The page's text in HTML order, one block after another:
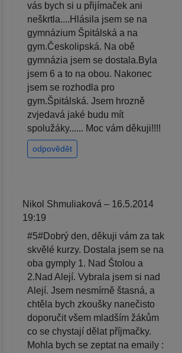
vás bych si u přijímaček ani
neškrtla....Hlásila jsem se na
gymnázium Špitálská a na
gym.Českolipská. Na obě
gymnázia jsem se dostala.Byla
jsem 6 a to na obou. Nakonec
jsem se rozhodla pro
gym.Špitálská. Jsem hrozně
zvjedavá jaké budu mít
spolužáky...... Moc vám děkuji!!!!
odpovědět
Nikol Shmuliaková – 16.5.2014
19:19
#5#Dobrý den, děkuji vám za tak
skvělé kurzy. Dostala jsem se na
oba gymply 1. Nad Štolou a
2.Nad Alejí. Vybrala jsem si nad
Alejí. Jsem nesmírně štasná, a
chtěla bych zkoušky nanečisto
doporučit všem mladším žákům
co se chystají dělat příjmačky.
Mohla bych se zeptat na emaily :